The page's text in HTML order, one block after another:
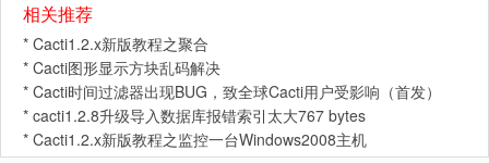
相关推荐
* Cacti1.2.x新版教程之聚合
* Cacti图形显示方块乱码解决
* Cacti时间过滤器出现BUG，致全球Cacti用户受影响（首发）
* cacti1.2.8升级导入数据库报错索引太大767 bytes
* Cacti1.2.x新版教程之监控一台Windows2008主机